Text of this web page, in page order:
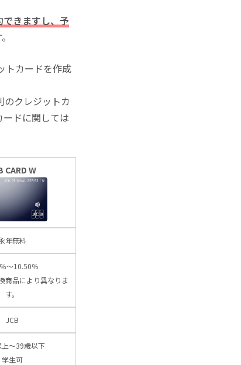
きますし、予
トカードを作成
のクレジットカ
ドに関しては
CARD W
年無料
～10.50％
商品により異なりま
す。
JCB
～39歳以下
学生可